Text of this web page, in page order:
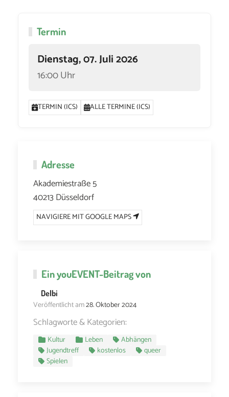
Termin
Dienstag, 07. Juli 2026
16:00 Uhr
TERMIN (ICS) ALLE TERMINE (ICS)
Adresse
Akademiestraße 5
40213 Düsseldorf
NAVIGIERE MIT GOOGLE MAPS
EinyouEVENT-Beitrag von
Delbi
Veröffentlicht am28. Oktober 2024
Schlagworte & Kategorien:
Kultur Leben
Abhängen
Jugendtreff
kostenlos
queer
Spielen